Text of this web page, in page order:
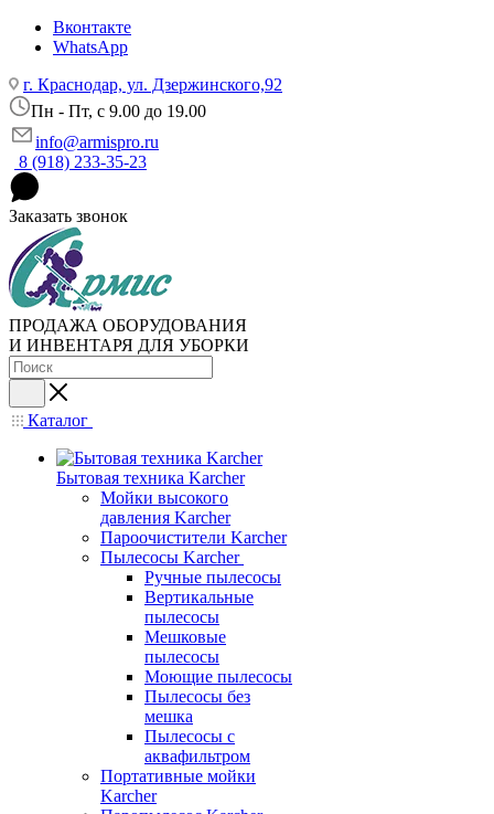
Вконтакте
WhatsApp
г. Краснодар, ул. Дзержинского,92
Пн - Пт, c 9.00 до 19.00
info@armispro.ru
8 (918) 233-35-23
Заказать звонок
ПРОДАЖА ОБОРУДОВАНИЯ
И ИНВЕНТАРЯ ДЛЯ УБОРКИ
Каталог
Бытовая техника Karcher
Мойки высокого
давления Karcher
Пароочистители Karcher
Пылесосы Karcher
Ручные пылесосы
Вертикальные
пылесосы
Мешковые
пылесосы
Моющие пылесосы
Пылесосы без
мешка
Пылесосы с
аквафильтром
Портативные мойки
Karcher